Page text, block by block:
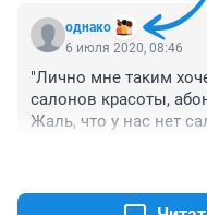
однако
6 июля 2020, 08:46
"Лично мне таким
салонов красоты,
Жаль, что у нас нет